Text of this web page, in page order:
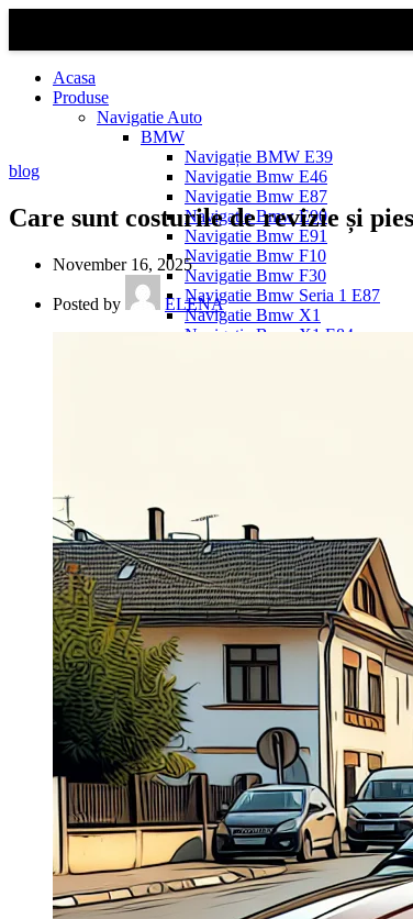
Acasa
Produse
Navigatie Auto
BMW
Navigație BMW E39
Navigatie Bmw E46
Navigatie Bmw E87
Navigatie Bmw E90
Navigatie Bmw E91
Navigatie Bmw F10
Navigatie Bmw F30
Navigatie Bmw Seria 1 E87
Navigatie Bmw X1
Navigatie Bmw X1 E84
Navigatie Duster 2011
Navigatie Duster 2019
Audi
Navigatie Audi A3 8p
Navigatie Audi A4
Navigatie Audi A4 B6
Navigatie Audi A4 B7
Navigatie Audi A4 B8
Navigatie Audi A5
Navigatie Audi A6 C5
Navigatie Audi A6 C6
Navigatie Audi A6 C7
Navigatie Audi Q5
Ford
Navigație Ford Fiesta
Navigație Ford Focus 1
Navigație Ford Focus 2
Navigație Ford Focus MK3
Navigație Ford Mondeo MK3
Navigație Ford Mondeo MK4
Navigație Ford Transit
blog
Care sunt costurile de revizie și
November 16, 2025
Posted by ELENA